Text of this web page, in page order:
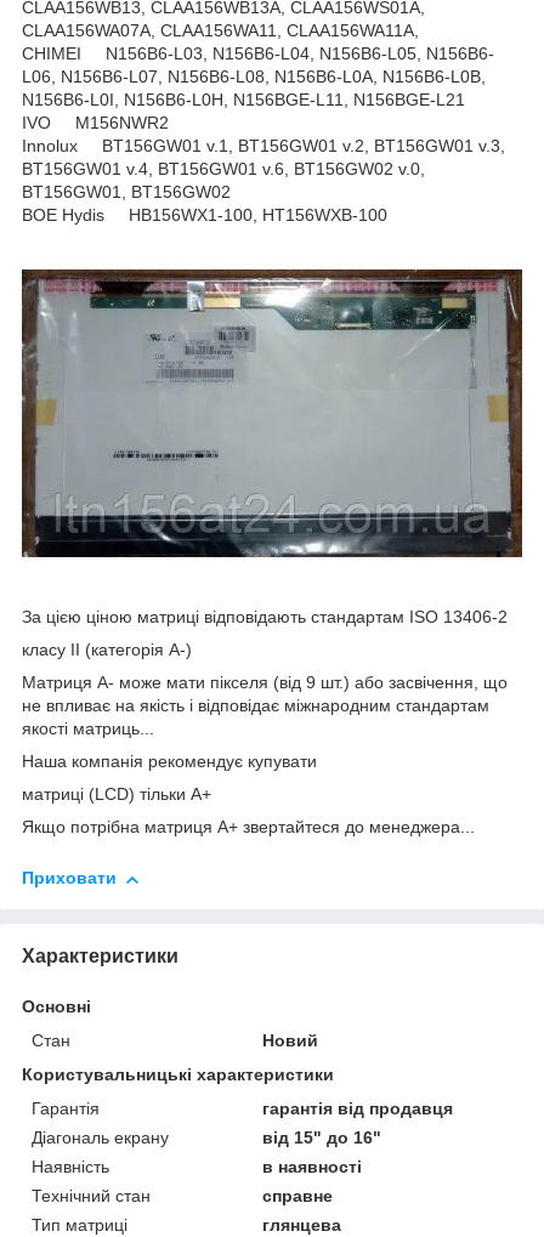
CLAA156WB13, CLAA156WB13A, CLAA156WS01A,
CLAA156WA07A, CLAA156WA11, CLAA156WA11A,
CHIMEI N156B6-L03, N156B6-L04, N156B6-L05, N156B6-
L06, N156B6-L07, N156B6-L08, N156B6-L0A, N156B6-L0B,
N156B6-L0I, N156B6-L0H, N156BGE-L11, N156BGE-L21
IVO M156NWR2
Innolux BT156GW01 v.1, BT156GW01 v.2, BT156GW01 v.3,
BT156GW01 v.4, BT156GW01 v.6, BT156GW02 v.0,
BT156GW01, BT156GW02
BOE Hydis HB156WX1-100, HT156WXB-100
За цією ціною матриці відповідають стандартам ISO 13406-2
класу II (категорія А-)
Матриця А- може мати пікселя (від 9 шт.) або засвічення, що
не впливає на якість і відповідає міжнародним стандартам
якості матриць...
Наша компанія рекомендує купувати
матриці (LCD) тільки А+
Якщо потрібна матриця А+ звертайтеся до менеджера...
Приховати
Характеристики
Основні
Стан
Новий
Користувальницькі характеристики
Гарантія
гарантія від продавця
Діагональ екрану
від 15" до 16"
Наявність
в наявності
Технічний стан
справне
Тип матриці
глянцева